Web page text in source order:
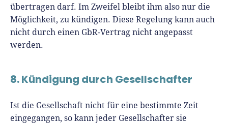
übertragen darf. Im Zweifel bleibt ihm also nur die
Möglichkeit, zu kündigen. Diese Regelung kann auch
nicht durch einen GbR-Vertrag nicht angepasst
werden.
8. Kündigung durch Gesellschafter
Ist die Gesellschaft nicht für eine bestimmte Zeit
eingegangen, so kann jeder Gesellschafter sie
GbR gründen: Geht das auch ohne Vertrag?
Welche Vorteile hat ein schriftlicher GbR-Vertrag